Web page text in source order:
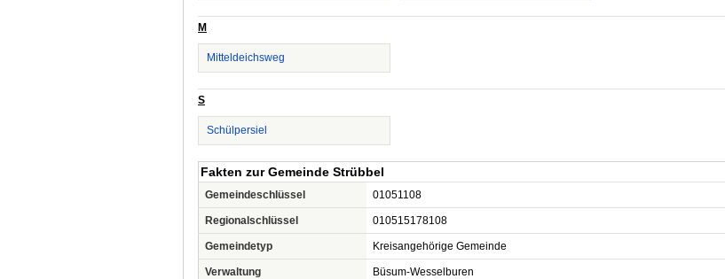
M
Mitteldeichsweg
S
Schülpersiel
Fakten zur Gemeinde Strübbel
Gemeindeschlüssel 01051108
Regionalschlüssel 010515178108
Gemeindetyp Kreisangehörige Gemeinde
Verwaltung
Büsum-Wesselburen